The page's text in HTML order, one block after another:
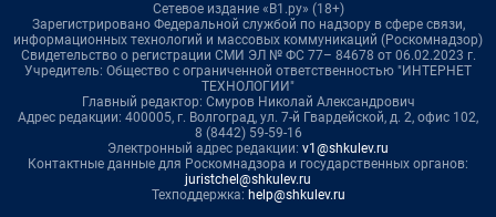
Сетевое издание «В1.ру» (18+)
Зарегистрировано Федеральной службой по надзору в сфере связи,
информационных технологий и массовых коммуникаций (Роскомнадзор)
Свидетельство о регистрации СМИ ЭЛ № ФС 77– 84678 от 06.02.2023 г.
Учредитель: Общество с ограниченной ответственностью "ИНТЕРНЕТ
ТЕХНОЛОГИИ"
Главный редактор: Смуров Николай Александрович
Адрес редакции: 400005, г. Волгоград, ул. 7-й Гвардейской, д. 2, офис 102,
8 (8442) 59-59-16
Электронный адрес редакции: v1@shkulev.ru
Контактные данные для Роскомнадзора и государственных органов:
juristchel@shkulev.ru
Техподдержка: help@shkulev.ru